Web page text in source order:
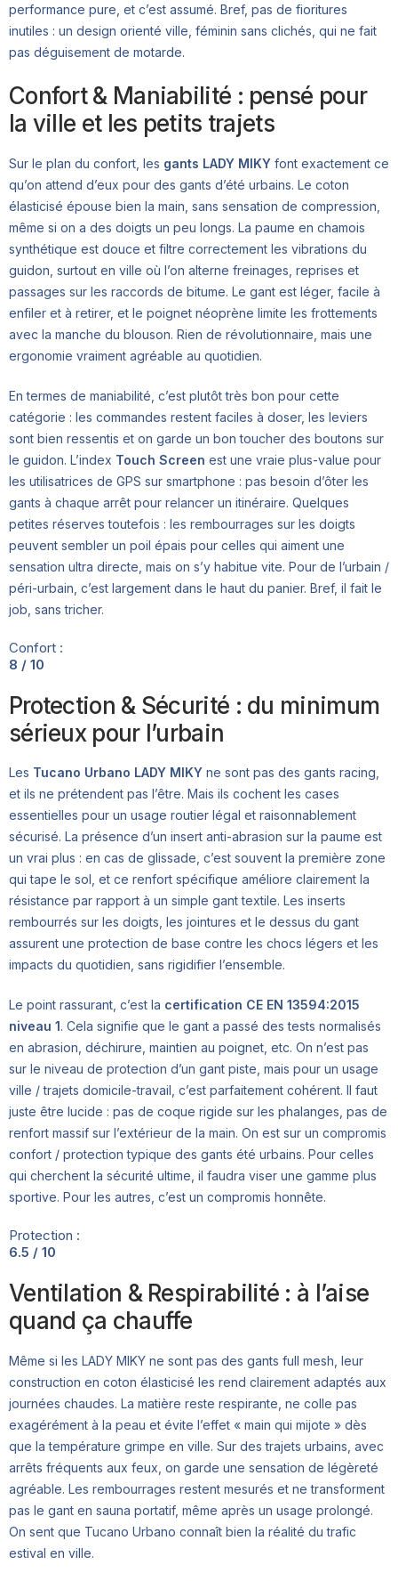
performance pure, et c’est assumé. Bref, pas de fioritures
inutiles : un design orienté ville, féminin sans clichés, qui ne fait
pas déguisement de motarde.
Confort & Maniabilité : pensé pour
la ville et les petits trajets
Sur le plan du confort, les gants LADY MIKY font exactement ce
qu’on attend d’eux pour des gants d’été urbains. Le coton
élasticisé épouse bien la main, sans sensation de compression,
même si on a des doigts un peu longs. La paume en chamois
synthétique est douce et filtre correctement les vibrations du
guidon, surtout en ville où l’on alterne freinages, reprises et
passages sur les raccords de bitume. Le gant est léger, facile à
enfiler et à retirer, et le poignet néoprène limite les frottements
avec la manche du blouson. Rien de révolutionnaire, mais une
ergonomie vraiment agréable au quotidien.
En termes de maniabilité, c’est plutôt très bon pour cette
catégorie : les commandes restent faciles à doser, les leviers
sont bien ressentis et on garde un bon toucher des boutons sur
le guidon. L’index Touch Screen est une vraie plus-value pour
les utilisatrices de GPS sur smartphone : pas besoin d’ôter les
gants à chaque arrêt pour relancer un itinéraire. Quelques
petites réserves toutefois : les rembourrages sur les doigts
peuvent sembler un poil épais pour celles qui aiment une
sensation ultra directe, mais on s’y habitue vite. Pour de l’urbain /
péri-urbain, c’est largement dans le haut du panier. Bref, il fait le
job, sans tricher.
Confort :
8 / 10
Protection & Sécurité : du minimum
sérieux pour l’urbain
Les Tucano Urbano LADY MIKY ne sont pas des gants racing,
et ils ne prétendent pas l’être. Mais ils cochent les cases
essentielles pour un usage routier légal et raisonnablement
sécurisé. La présence d’un insert anti-abrasion sur la paume est
un vrai plus : en cas de glissade, c’est souvent la première zone
qui tape le sol, et ce renfort spécifique améliore clairement la
résistance par rapport à un simple gant textile. Les inserts
rembourrés sur les doigts, les jointures et le dessus du gant
assurent une protection de base contre les chocs légers et les
impacts du quotidien, sans rigidifier l’ensemble.
Le point rassurant, c’est la certification CE EN 13594:2015
niveau 1 . Cela signifie que le gant a passé des tests normalisés
en abrasion, déchirure, maintien au poignet, etc. On n’est pas
sur le niveau de protection d’un gant piste, mais pour un usage
ville / trajets domicile-travail, c’est parfaitement cohérent. Il faut
juste être lucide : pas de coque rigide sur les phalanges, pas de
renfort massif sur l’extérieur de la main. On est sur un compromis
confort / protection typique des gants été urbains. Pour celles
qui cherchent la sécurité ultime, il faudra viser une gamme plus
sportive. Pour les autres, c’est un compromis honnête.
Protection :
6.5 / 10
Ventilation & Respirabilité : à l’aise
quand ça chauffe
Même si les LADY MIKY ne sont pas des gants full mesh, leur
construction en coton élasticisé les rend clairement adaptés aux
journées chaudes. La matière reste respirante, ne colle pas
exagérément à la peau et évite l’effet « main qui mijote » dès
que la température grimpe en ville. Sur des trajets urbains, avec
arrêts fréquents aux feux, on garde une sensation de légèreté
agréable. Les rembourrages restent mesurés et ne transforment
pas le gant en sauna portatif, même après un usage prolongé.
On sent que Tucano Urbano connaît bien la réalité du trafic
estival en ville.